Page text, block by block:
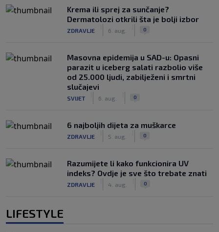
Krema ili sprej za sunčanje?
Dermatolozi otkrili šta je bolji izbor
ZDRAVLJE 6. aug. 0
Masovna epidemija u SAD-u: Opasni
parazit u iceberg salati razbolio više
od 25.000 ljudi, zabilježeni i smrtni
slučajevi
SVIJET 6. aug. 0
6 najboljih dijeta za muškarce
ZDRAVLJE 5. aug. 0
Razumijete li kako funkcionira UV
indeks? Ovdje je sve što trebate znati
ZDRAVLJE 4. aug. 0
LIFESTYLE